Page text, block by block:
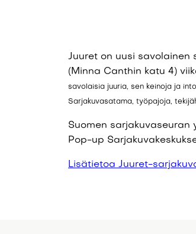
Juuret on uusi savolainen
(Minna Canthin katu 4)
savolaisia juuria, sen keinoja ja
Sarjakuvasatama, työpajoja,
Suomen sarjakuvaseuran
Pop-up
Lisätietoa Juuret-